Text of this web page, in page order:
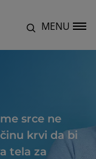
MENU
srce ne
krvi da bi
tela za